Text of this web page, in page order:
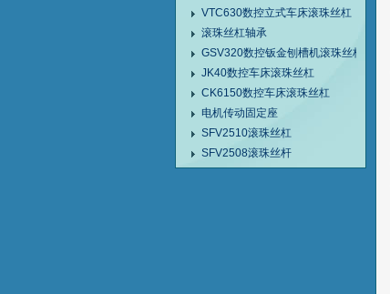
VTC630数控立式车床滚珠丝杠
滚珠丝杠轴承
GSV320数控钣金刨槽机滚珠丝杠
JK40数控车床滚珠丝杠
CK6150数控车床滚珠丝杠
电机传动固定座
SFV2510滚珠丝杠
SFV2508滚珠丝杆